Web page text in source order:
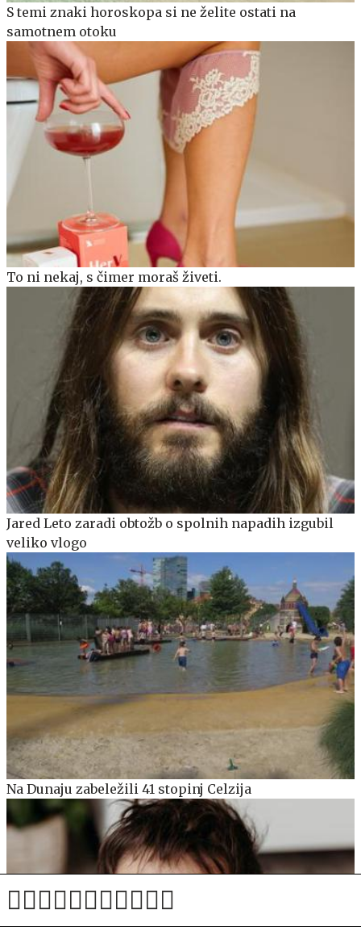
S temi znaki horoskopa si ne želite ostati na
samotnem otoku
To ni nekaj, s čimer moraš živeti.
Jared Leto zaradi obtožb o spolnih napadih izgubil
veliko vlogo
Na Dunaju zabeležili 41 stopinj Celzija